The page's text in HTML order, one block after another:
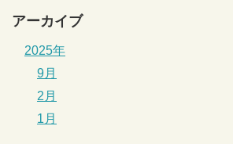
アーカイブ
2025年
9月
2月
1月